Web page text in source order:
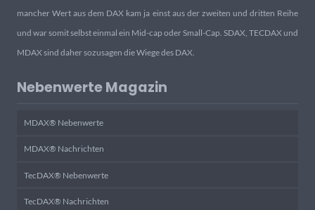
mancher Wert aus dem DAX kam ja einst aus der zweiten und dritten Reihe
und war somit selbst einmal ein Mid-cap oder Small-Cap. SDAX, TECDAX und
MDAX sind daher sozusagen die Wiege des DAX.
Nebenwerte Magazin
MDAX® Nebenwerte
MDAX® Nachrichten
TecDAX® Nebenwerte
TecDAX® Nachrichten